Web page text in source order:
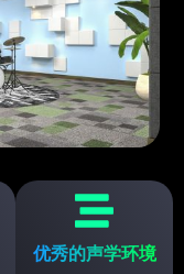
优秀的声学环境